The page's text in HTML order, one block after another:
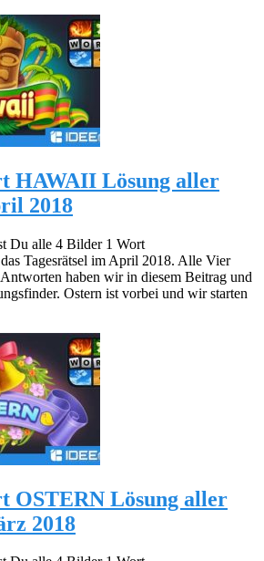
HAWAII Lösung aller
2018
Du alle 4 Bilder 1 Wort
Tagesrätsel im April 2018. Alle Vier
haben wir in diesem Beitrag und
Ostern ist vorbei und wir starten
OSTERN Lösung aller
2018